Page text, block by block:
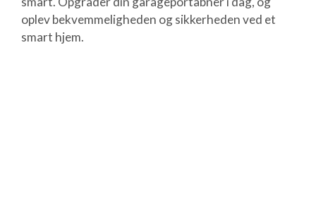
oplev bekvemmeligheden og sikkerheden ved et
smart hjem.